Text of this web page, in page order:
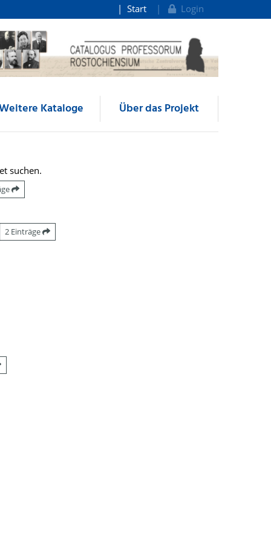
Start Login
Kataloge Über das Projekt
suchen.
2 Einträge